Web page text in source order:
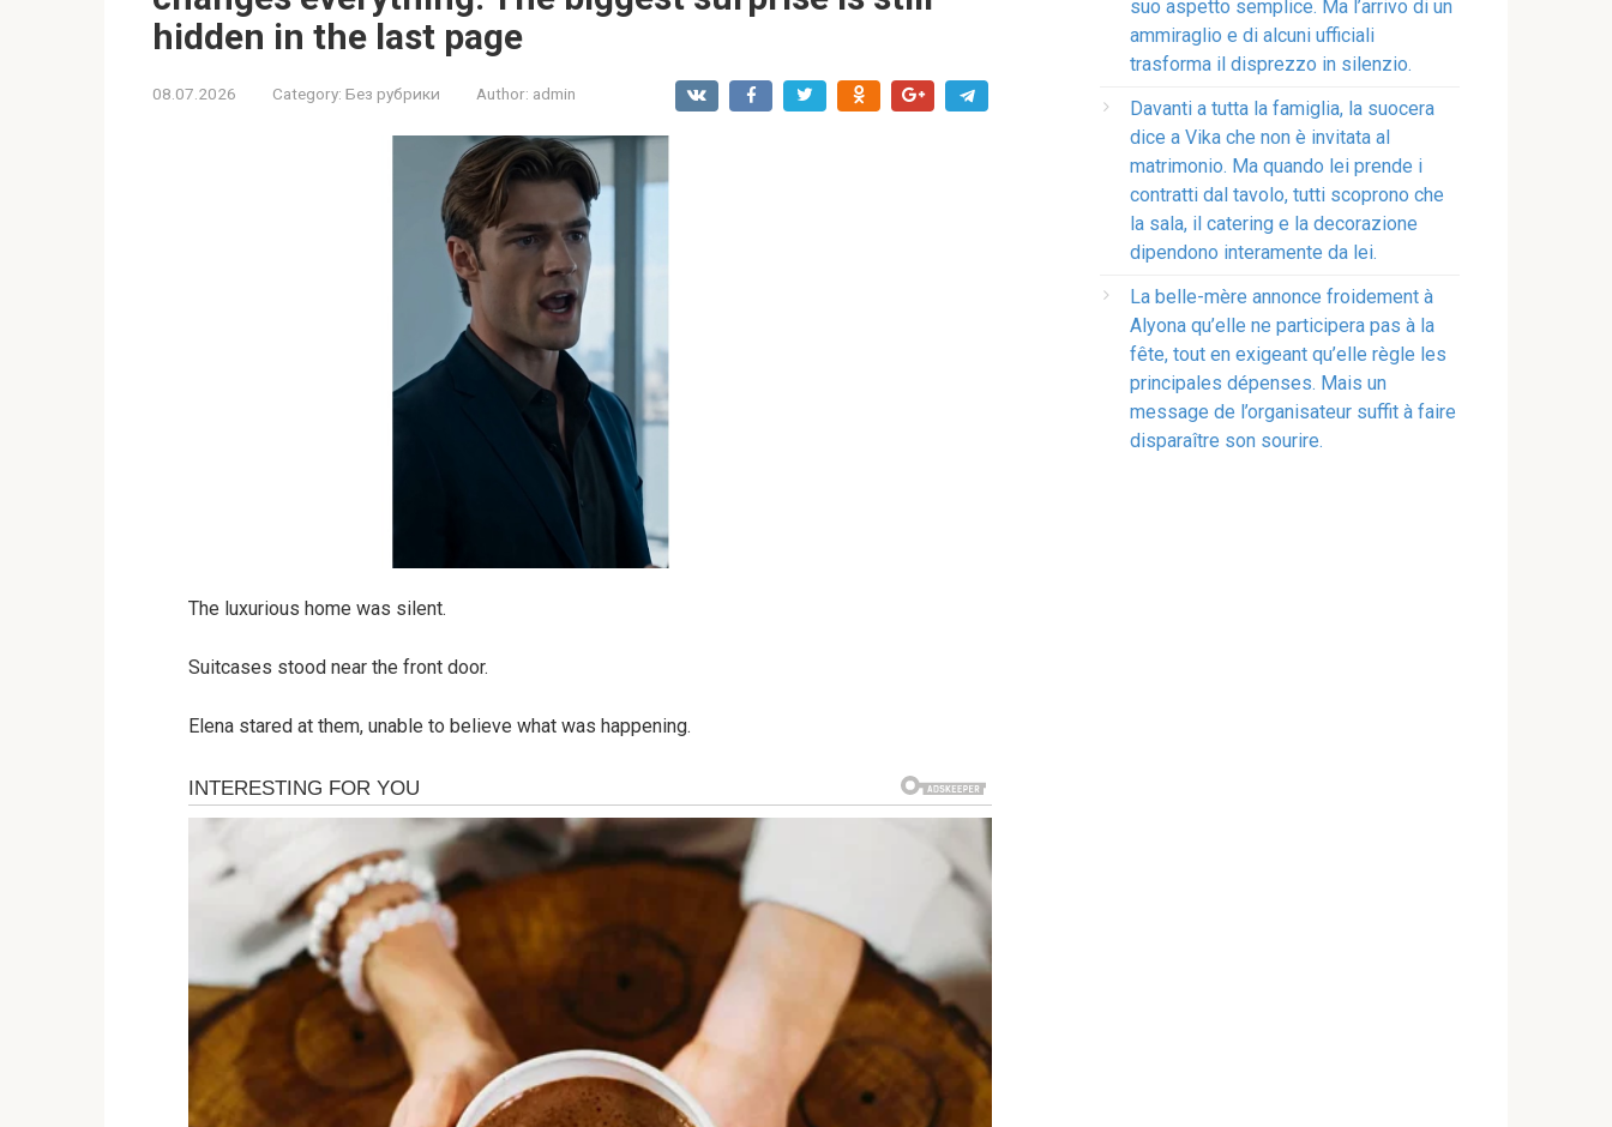
hidden in the last page
08.07.2026 Category: Без рубрики Author: admin
The luxurious home was silent.
Suitcases stood near the front door.
Elena stared at them, unable to believe what was happening.
suo aspetto semplice. Ma l’arrivo di un
ammiraglio e di alcuni ufficiali
trasforma il disprezzo in silenzio.
Davanti a tutta la famiglia, la suocera
dice a Vika che non è invitata al
matrimonio. Ma quando lei prende i
contratti dal tavolo, tutti scoprono che
la sala, il catering e la decorazione
dipendono interamente da lei.
La belle-mère annonce froidement à
Alyona qu’elle ne participera pas à la
fête, tout en exigeant qu’elle règle les
principales dépenses. Mais un
message de l’organisateur suffit à faire
disparaître son sourire.